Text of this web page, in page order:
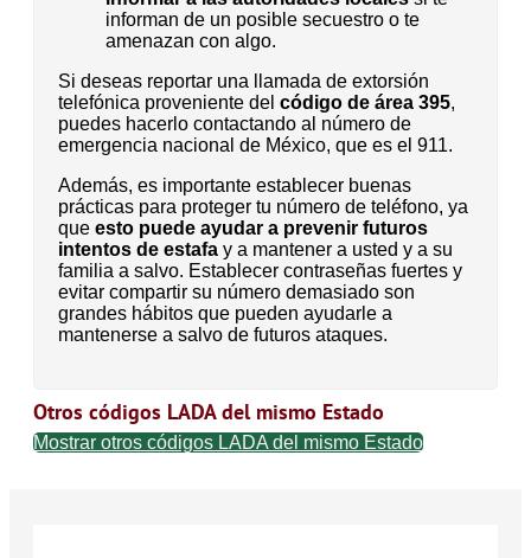
informan de un posible secuestro o te
amenazan con algo.
Si deseas reportar una llamada de extorsión
telefónica proveniente del código de área 395,
puedes hacerlo contactando al número de
emergencia nacional de México, que es el 911.
Además, es importante establecer buenas
prácticas para proteger tu número de teléfono, ya
que esto puede ayudar a prevenir futuros
intentos de estafa y a mantener a usted y a su
familia a salvo. Establecer contraseñas fuertes y
evitar compartir su número demasiado son
grandes hábitos que pueden ayudarle a
mantenerse a salvo de futuros ataques.
Otros códigos LADA del mismo Estado
Mostrar otros códigos LADA del mismo Estado